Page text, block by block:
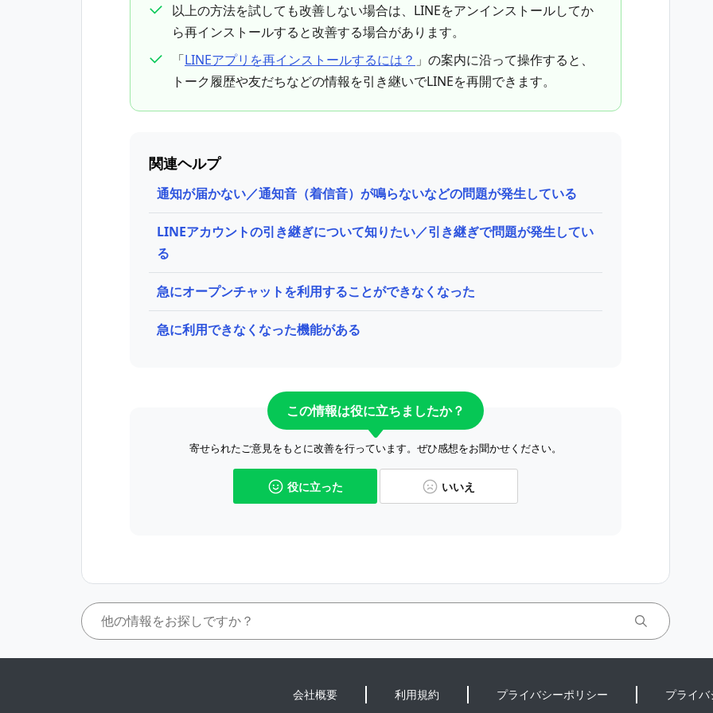
以上の方法を試しても改善しない場合は、LINEをアンインストールしてか
ら再インストールすると改善する場合があります。
「LINEアプリを再インストールするには？ 」の案内に沿って操作すると、
トーク履歴や友だちなどの情報を引き継いでLINEを再開できます。
関連ヘルプ
通知が届かない／通知音（着信音）が鳴らないなどの問題が発生している
LINEアカウントの引き継ぎについて知りたい／引き継ぎで問題が発生してい
る
急にオープンチャットを利用することができなくなった
急に利用できなくなった機能がある
この情報は役に立ちましたか？
寄せられたご意見をもとに改善を行っています。ぜひ感想をお聞かせください。
役に立った いいえ
会社概要 利用規約 プライバシーポリシー プライ